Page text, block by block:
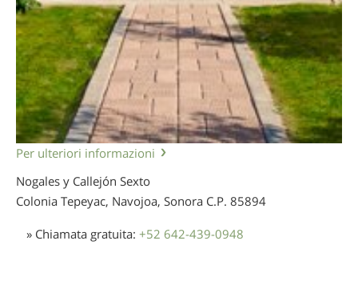
Per ulteriori informazioni
Nogales y Callejón Sexto
Colonia Tepeyac, Navojoa, Sonora C.P. 85894
» Chiamata gratuita: +52 642-439-0948